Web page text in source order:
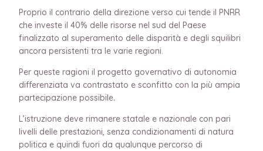
Proprio il contrario della direzione verso cui tende il PNRR
che investe il 40% delle risorse nel sud del Paese
finalizzato al superamento delle disparità e degli squilibri
ancora persistenti tra le varie regioni.
Per queste ragioni il progetto governativo di autonomia
differenziata va contrastato e sconfitto con la più ampia
partecipazione possibile.
L’istruzione deve rimanere statale e nazionale con pari
livelli delle prestazioni, senza condizionamenti di natura
politica e quindi fuori da qualunque percorso di